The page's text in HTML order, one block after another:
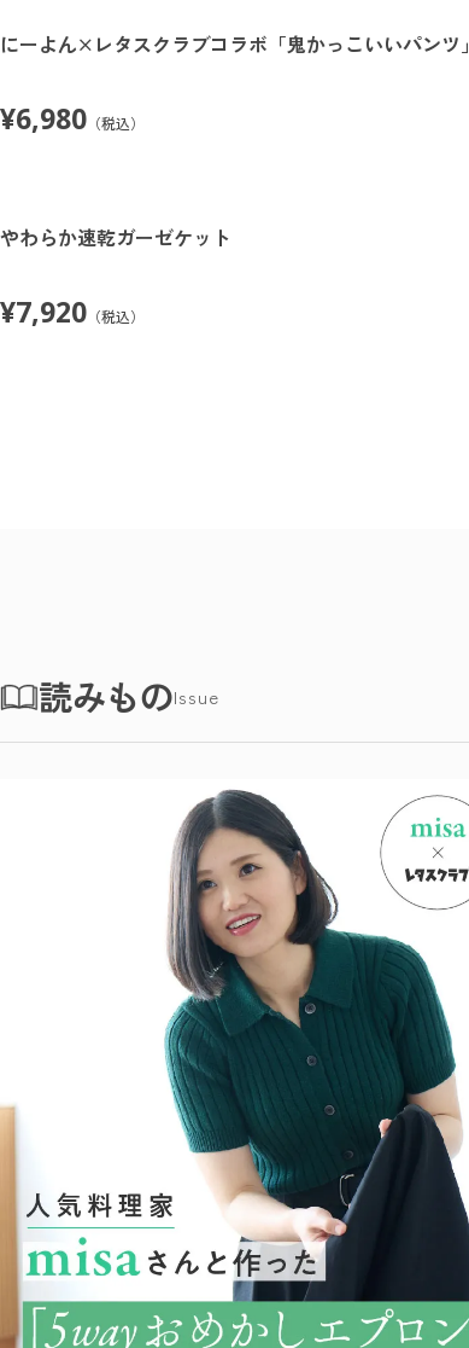
にーよん×レタスクラブコラボ「鬼かっこいいパンツ」
¥6,980 （税込）
やわらか速乾ガーゼケット
¥7,920 （税込）
読みものIssue